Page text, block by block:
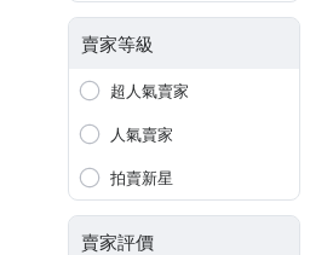
賣家等級
超人氣賣家
人氣賣家
拍賣新星
賣家評價